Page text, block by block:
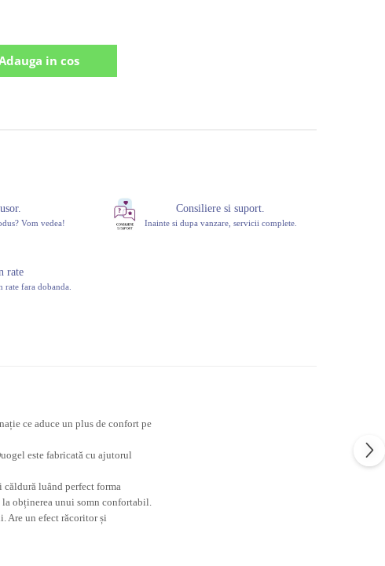
in cos
Vom vedea!
Consiliere si suport.
Inainte si dupa vanzare, servicii complete.
rate
rate fara dobanda.
ce aduce un plus de confort pe
este fabricată cu ajutorul
căldură luând perfect forma
obținerea unui somn confortabil.
Are un efect răcoritor și